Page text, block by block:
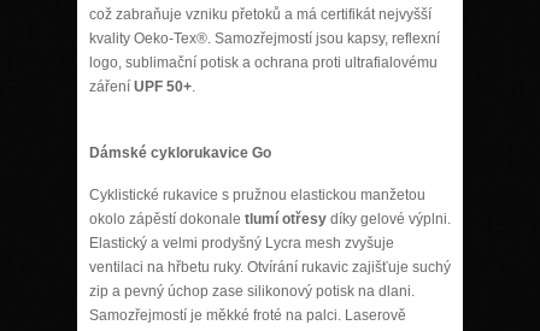
což zabraňuje vzniku přetoků a má certifikát nejvyšší
kvality Oeko-Tex®. Samozřejmostí jsou kapsy, reflexní
logo, sublimační potisk a ochrana proti ultrafialovému
záření UPF 50+.
Dámské cyklorukavice Go
Cyklistické rukavice s pružnou elastickou manžetou
okolo zápěstí dokonale tlumí otřesy díky gelové výplni.
Elastický a velmi prodyšný Lycra mesh zvyšuje
ventilaci na hřbetu ruky. Otvírání rukavic zajišťuje suchý
zip a pevný úchop zase silikonový potisk na dlani.
Samozřejmostí je měkké froté na palci. Laserově